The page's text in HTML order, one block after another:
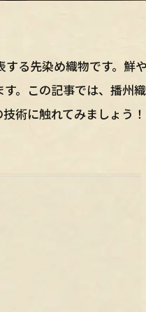
る先染め織物です。鮮
。この記事では、播州
術に触れてみましょう！